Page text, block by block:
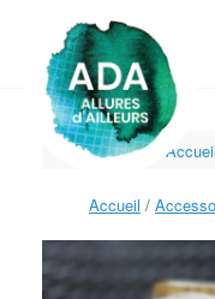
content
Accueil
Accueil /